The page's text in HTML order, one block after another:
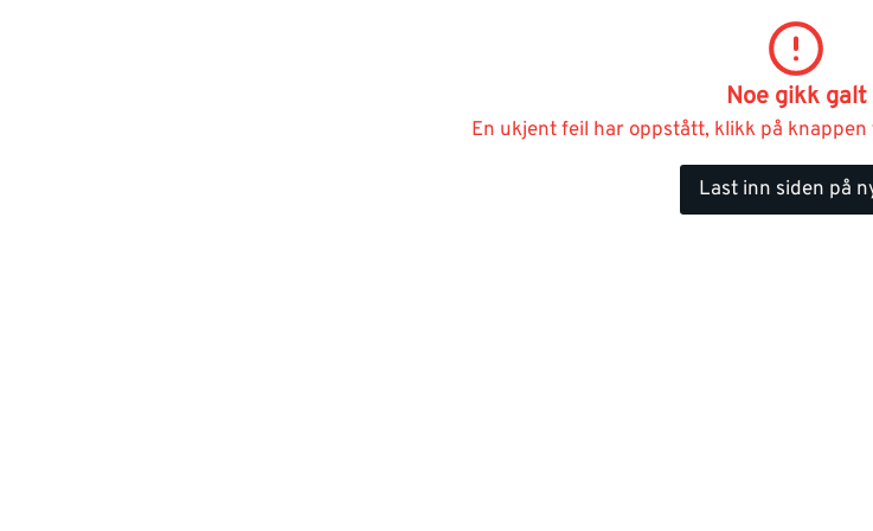
Noe gikk galt
En ukjent feil har oppstått, klikk på
Last inn siden på